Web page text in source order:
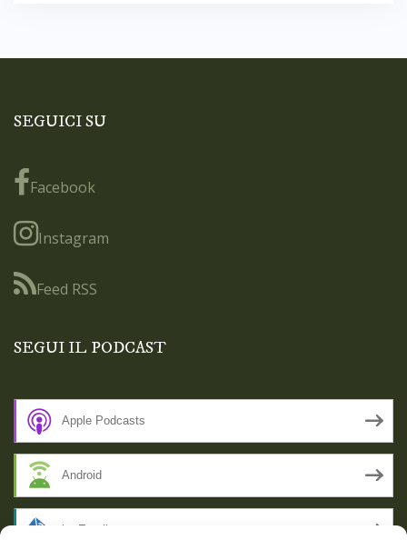
SEGUICI SU
Facebook
Instagram
Feed RSS
SEGUI IL PODCAST
Apple Podcasts
Android
by Email